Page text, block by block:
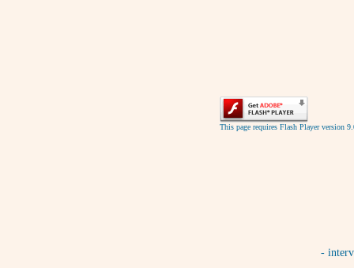
This page requires Flash Player version
-